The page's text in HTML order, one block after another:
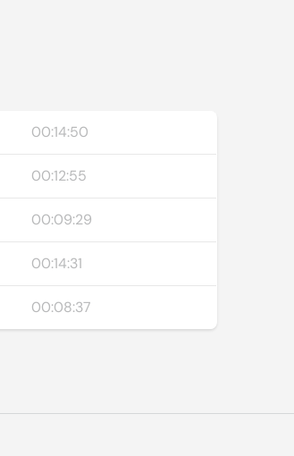
00:14:50
00:12:55
00:09:29
00:14:31
00:08:37